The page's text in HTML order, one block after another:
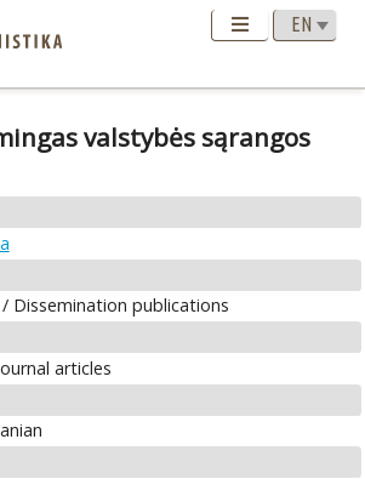
valstybės sąrangos
Dissemination publications
articles